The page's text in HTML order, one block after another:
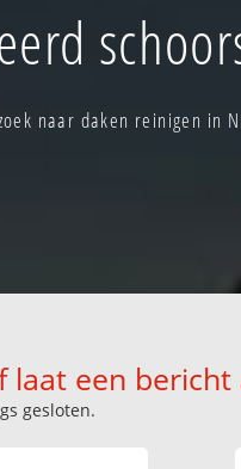
naar daken reinigen in
laat een
gesloten.